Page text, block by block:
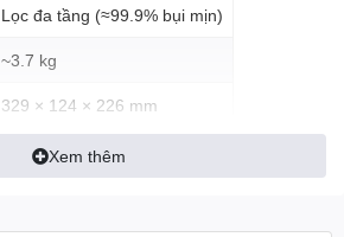
– làm sạch
Lọc đa tầng (≈99.9% bụi mịn)
~3.7 kg
329 × 124 × 226 mm
Eco / Standard / Power
Xem thêm